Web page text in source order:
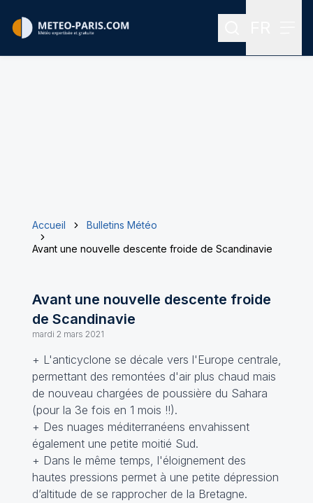
Rechercher
Accueil
Bulletins Météo
Avant une nouvelle descente froide de Scandinavie
Avant une nouvelle descente froide
de Scandinavie
mardi 2 mars 2021
+ L'anticyclone se décale vers l'Europe centrale,
permettant des remontées d'air plus chaud mais
de nouveau chargées de poussière du Sahara
(pour la 3e fois en 1 mois !!).
+ Des nuages méditerranéens envahissent
également une petite moitié Sud.
+ Dans le même temps, l'éloignement des
hautes pressions permet à une petite dépression
d’altitude de se rapprocher de la Bretagne.